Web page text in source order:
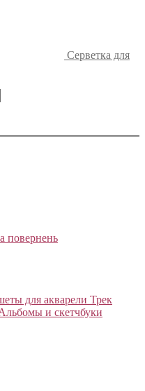
Серветка для
повернень
для акварели Трек
и скетчбуки